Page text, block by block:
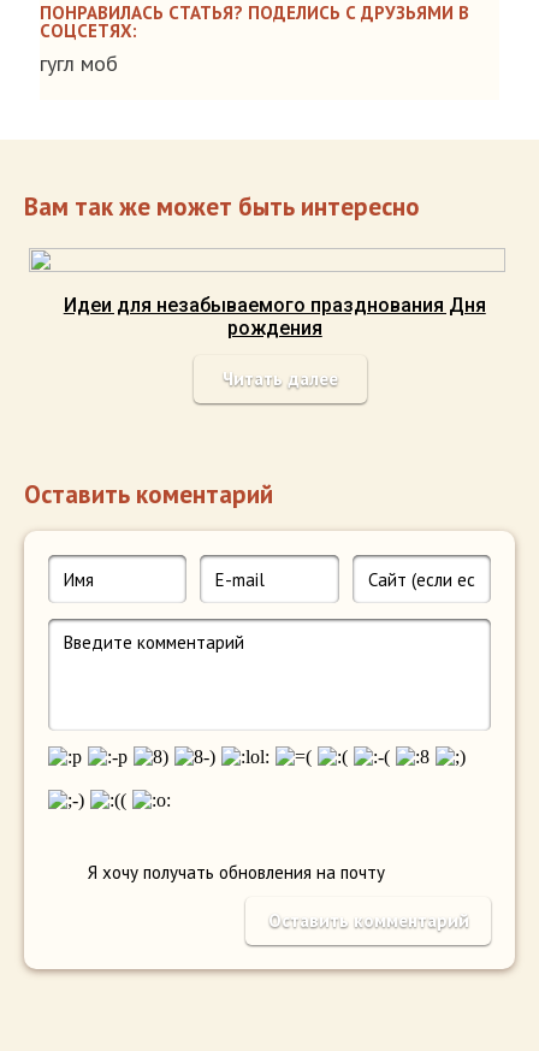
ПОНРАВИЛАСЬ СТАТЬЯ? ПОДЕЛИСЬ С ДРУЗЬЯМИ В
СОЦСЕТЯХ:
гугл моб
Вам так же может быть интересно
Идеи для незабываемого празднования Дня
рождения
Читать далее
Оставить коментарий
Я хочу получать обновления на почту